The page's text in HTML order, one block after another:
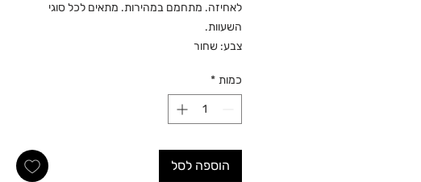
לאחיזה. מתחמם במהירות. מתאים לכל סוגי
השעוות.
צבע: שחור
כמות *
הוספה לסל